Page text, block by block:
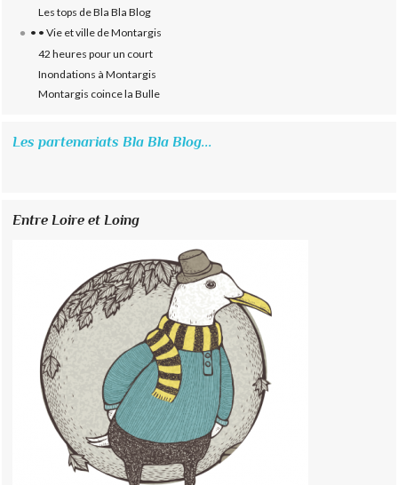
Les tops de Bla Bla Blog
• • Vie et ville de Montargis
42 heures pour un court
Inondations à Montargis
Montargis coince la Bulle
Les partenariats Bla Bla Blog...
Entre Loire et Loing